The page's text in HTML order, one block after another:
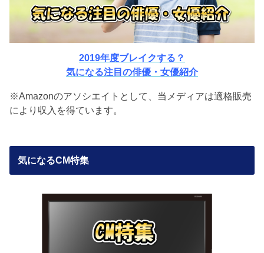
2019年度ブレイクする？
気になる注目の俳優・女優紹介
※Amazonのアソシエイトとして、当メディアは適格販売
により収入を得ています。
気になるCM特集